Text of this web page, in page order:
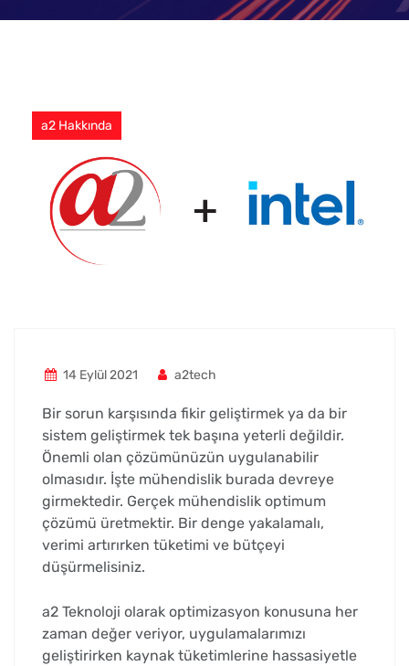
a2 Hakkında
14 Eylül 2021 a2tech
Bir sorun karşısında fikir geliştirmek ya da bir
sistem geliştirmek tek başına yeterli değildir.
Önemli olan çözümünüzün uygulanabilir
olmasıdır. İşte mühendislik burada devreye
girmektedir. Gerçek mühendislik optimum
çözümü üretmektir. Bir denge yakalamalı,
verimi artırırken tüketimi ve bütçeyi
düşürmelisiniz.
a2 Teknoloji olarak optimizasyon konusuna her
zaman değer veriyor, uygulamalarımızı
geliştirirken kaynak tüketimlerine hassasiyetle